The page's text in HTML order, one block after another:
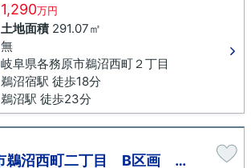
1,290万円
土地面積291.07㎡
無
岐阜県各務原市鵜沼西町２丁目
鵜沼宿駅 徒歩18分
鵜沼駅 徒歩23分
岐阜県各務原市鵜沼西町二丁目 B区画 売地